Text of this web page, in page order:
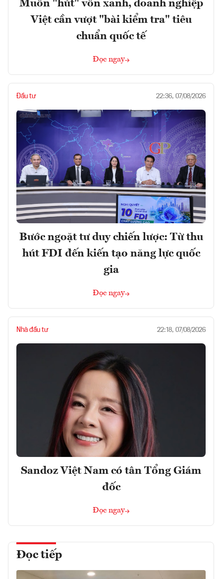
Muốn "hút" vốn xanh, doanh nghiệp
Việt cần vượt "bài kiểm tra" tiêu
chuẩn quốc tế
Đọc ngay
Đầu tư 22:36, 07/08/2026
Bước ngoặt tư duy chiến lược: Từ thu
hút FDI đến kiến tạo năng lực quốc
gia
Đọc ngay
Nhà đầu tư 22:18, 07/08/2026
Sandoz Việt Nam có tân Tổng Giám
đốc
Đọc ngay
Đọc tiếp